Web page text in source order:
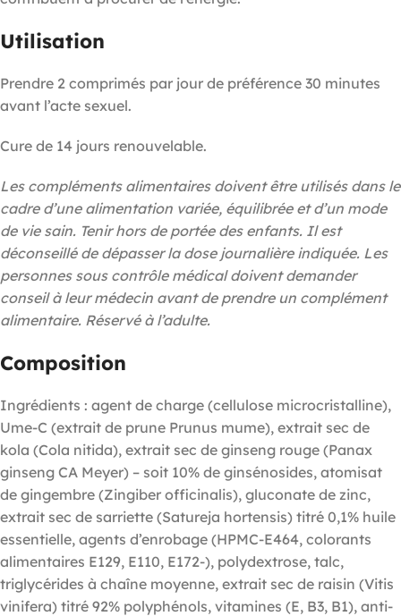
Utilisation
Prendre 2 comprimés par jour de préférence 30 minutes
avant l’acte sexuel.
Cure de 14 jours renouvelable.
Les compléments alimentaires doivent être utilisés dans le
cadre d’une alimentation variée, équilibrée et d’un mode
de vie sain. Tenir hors de portée des enfants. Il est
déconseillé de dépasser la dose journalière indiquée. Les
personnes sous contrôle médical doivent demander
conseil à leur médecin avant de prendre un complément
alimentaire. Réservé à l’adulte.
Composition
Ingrédients : agent de charge (cellulose microcristalline),
Ume-C (extrait de prune Prunus mume), extrait sec de
kola (Cola nitida), extrait sec de ginseng rouge (Panax
ginseng CA Meyer) – soit 10% de ginsénosides, atomisat
de gingembre (Zingiber officinalis), gluconate de zinc,
extrait sec de sarriette (Satureja hortensis) titré 0,1% huile
essentielle, agents d’enrobage (HPMC-E464, colorants
alimentaires E129, E110, E172-), polydextrose, talc,
triglycérides à chaîne moyenne, extrait sec de raisin (Vitis
vinifera) titré 92% polyphénols, vitamines (E, B3, B1), anti-